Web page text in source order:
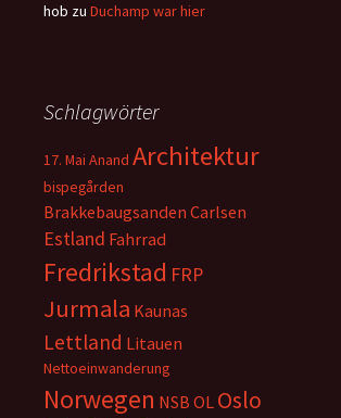
hob zu Duchamp war hier
Schlagwörter
17. Mai Anand Architektur
bispegården
Brakkebaugsanden Carlsen
Estland Fahrrad
Fredrikstad FRP
Jurmala Kaunas
Lettland Litauen
Nettoeinwanderung
Norwegen NSB OL Oslo